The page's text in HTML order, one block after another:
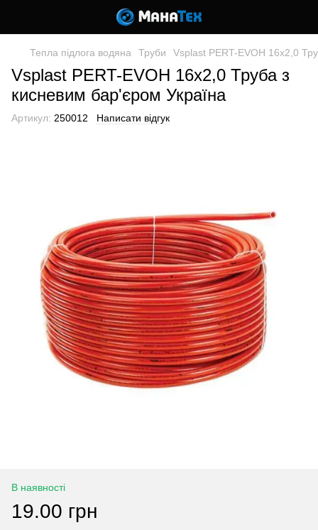
Тепла підлога водяна Труби Vsplast PERT-EVOH 16х2,0
Vsplast PERT-EVOH 16х2,0 Труба з
кисневим бар'єром Україна
Артикул: 250012 Написати відгук
В наявності
19.00 грн